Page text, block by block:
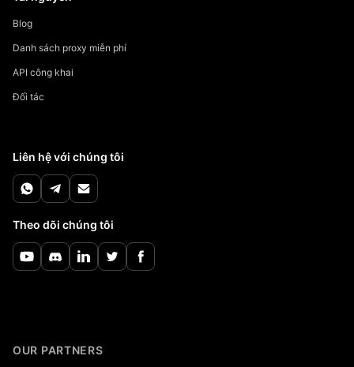
Blog
Danh sách proxy miễn phí
API công khai
Đối tác
Liên hệ với chúng tôi
Theo dõi chúng tôi
OUR PARTNERS